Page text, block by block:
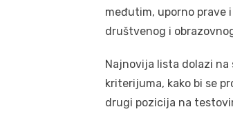
međutim, uporno prave
društvenog i
Najnovija lista dolazi na
kriterijuma, kako bi se
drugi pozicija na